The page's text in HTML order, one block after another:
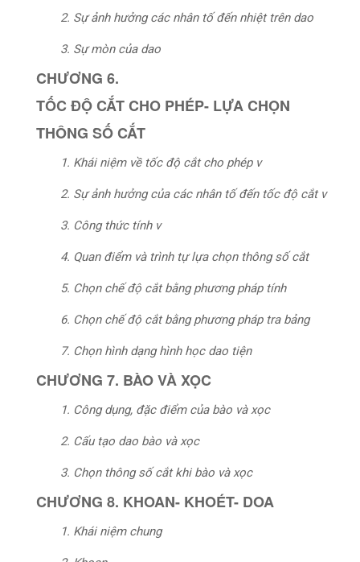
2. Sự ảnh hưởng các nhân tố đến nhiệt trên dao
3. Sự mòn của dao
CHƯƠNG 6.
TỐC ĐỘ CẮT CHO PHÉP- LỰA CHỌN
THÔNG SỐ CẮT
1. Khái niệm về tốc độ cắt cho phép v
2. Sự ảnh hưởng của các nhân tố đến tốc độ cắt v
3. Công thức tính v
4. Quan điểm và trình tự lựa chọn thông số cắt
5. Chọn chế độ cắt bằng phương pháp tính
6. Chọn chế độ cắt bằng phương pháp tra bảng
7. Chọn hình dạng hình học dao tiện
CHƯƠNG 7. BÀO VÀ XỌC
1. Công dụng, đặc điểm của bào và xọc
2. Cấu tạo dao bào và xọc
3. Chọn thông số cắt khi bào và xọc
CHƯƠNG 8. KHOAN- KHOÉT- DOA
1. Khái niệm chung